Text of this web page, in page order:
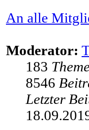
An alle
Moderator:
183
8546
Letzter